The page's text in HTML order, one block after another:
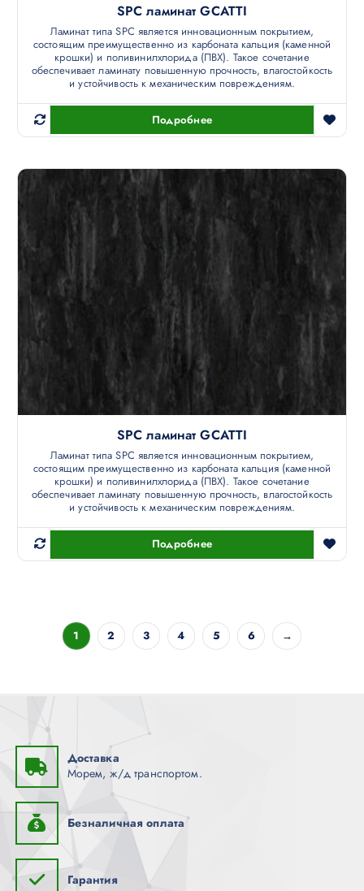
SPC ламинат GCATTI
Ламинат типа SPC является инновационным покрытием,
состоящим преимущественно из карбоната кальция (каменной
крошки) и поливинилхлорида (ПВХ). Такое сочетание
обеспечивает ламинату повышенную прочность, влагостойкость
и устойчивость к механическим повреждениям.
Подробнее
SPC ламинат GCATTI
Ламинат типа SPC является инновационным покрытием,
состоящим преимущественно из карбоната кальция (каменной
крошки) и поливинилхлорида (ПВХ). Такое сочетание
обеспечивает ламинату повышенную прочность, влагостойкость
и устойчивость к механическим повреждениям.
Подробнее
1 2 3 4 5 6 →
Доставка
Морем, ж/д транспортом.
Безналичная оплата
Гарантия